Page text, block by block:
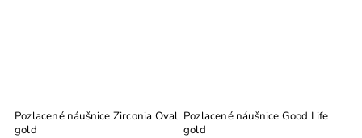
Pozlacené náušnice Zirconia Oval
gold
Pozlacené náušnice Good Life
gold